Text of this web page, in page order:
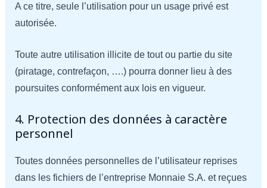
A ce titre, seule l’utilisation pour un usage privé est
autorisée.
Toute autre utilisation illicite de tout ou partie du site
(piratage, contrefaçon, ….) pourra donner lieu à des
poursuites conformément aux lois en vigueur.
4. Protection des données à caractère
personnel
Toutes données personnelles de l’utilisateur reprises
dans les fichiers de l’entreprise Monnaie S.A. et reçues